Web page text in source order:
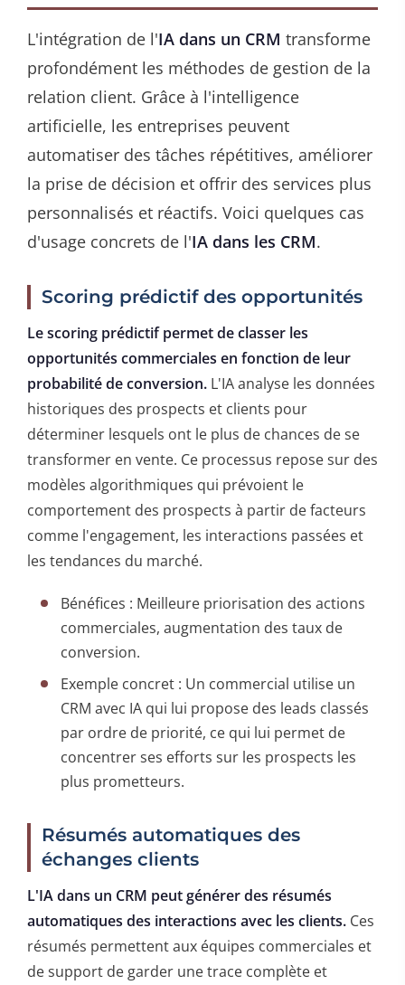
L'intégration de l'IA dans un CRM transforme
profondément les méthodes de gestion de la
relation client. Grâce à l'intelligence
artificielle, les entreprises peuvent
automatiser des tâches répétitives, améliorer
la prise de décision et offrir des services plus
personnalisés et réactifs. Voici quelques cas
d'usage concrets de l'IA dans les CRM.
Scoring prédictif des opportunités
Le scoring prédictif permet de classer les
opportunités commerciales en fonction de leur
probabilité de conversion. L'IA analyse les données
historiques des prospects et clients pour
déterminer lesquels ont le plus de chances de se
transformer en vente. Ce processus repose sur des
modèles algorithmiques qui prévoient le
comportement des prospects à partir de facteurs
comme l'engagement, les interactions passées et
les tendances du marché.
Bénéfices : Meilleure priorisation des actions
commerciales, augmentation des taux de
conversion.
Exemple concret : Un commercial utilise un
CRM avec IA qui lui propose des leads classés
par ordre de priorité, ce qui lui permet de
concentrer ses efforts sur les prospects les
plus prometteurs.
Résumés automatiques des
échanges clients
L'IA dans un CRM peut générer des résumés
automatiques des interactions avec les clients. Ces
résumés permettent aux équipes commerciales et
de support de garder une trace complète et